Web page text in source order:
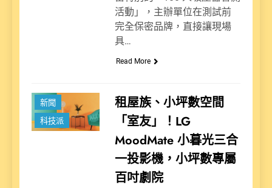
活動」，主辦單位在測試前
完全保密品牌，直接讓現場
具…
Read More
新聞
科技派
租屋族、小坪數空間
「室友」！LG
MoodMate 小暮光三合
一投影機，小坪數專屬
百吋劇院